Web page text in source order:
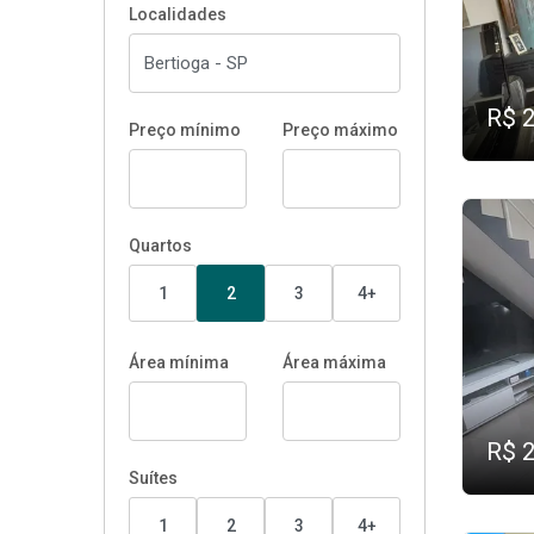
Localidades
Preço mínimo Preço máximo
Quartos
1 2 3 4+
Área mínima Área máxima
Suítes
1 2 3 4+
R$
R$